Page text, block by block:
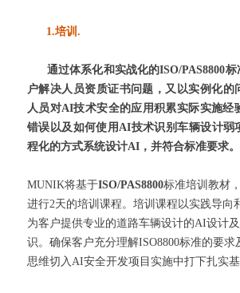
1.培训 .
通过体系化和实战化的ISO/PAS8800
户解决人员资质证书问题，又以实例化的
人员对AI技术安全的应用积累实际实施经
错误以及如何使用AI技术识别车辆设计弱
程化的方式系统设计AI，并符合标准要求。
MUNIK将基于ISO/PAS8800标准培训教材
进行2天的培训课程。培训课程以实践导向
为客户提供专业的道路车辆设计的AI设计
识。确保客户充分理解ISO8800标准的要
思维切入AI安全开发项目实施中打下扎实基